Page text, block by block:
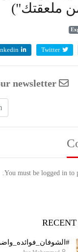
ملعقتك")
Twitter
You must be logged in to